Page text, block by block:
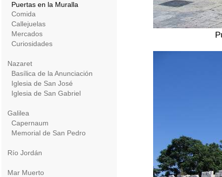
Puertas en la Muralla
Comida
Callejuelas
Mercados
Curiosidades
Nazaret
Basílica de la Anunciación
Iglesia de San José
Iglesia de San Gabriel
Galilea
Capernaum
Memorial de San Pedro
Río Jordán
Mar Muerto